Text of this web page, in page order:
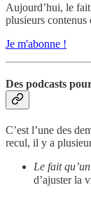
Aujourd’hui, le fait
plusieurs contenus
Je m'abonne !
Des podcasts
C’est l’une des
recul, il y a
Le fait
d’ajuster la